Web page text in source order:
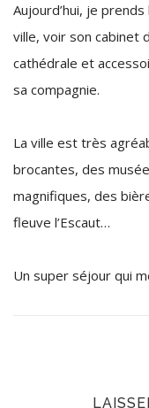
Aujourd’hui, je
ville, voir son cabinet
cathédrale et
sa compagnie.
La ville est très
brocantes, des
magnifiques, des
fleuve l’Escaut…
Un super séjour qui